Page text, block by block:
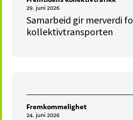
29. juni 2026
Samarbeid gir merverdi
kollektivtransporten
Fremkommelighet
24. juni 2026